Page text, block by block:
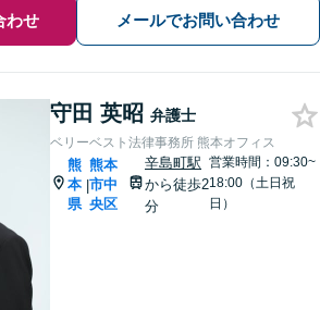
わせ メールでお問い合わせ
守田 英昭 弁護士
ベリーベスト法律事務所 熊本オフィス
熊
本
県
|
熊本
市中
央区
辛島町駅
から徒歩2
分
営業時間：09:30~
18:00（土日祝
日）